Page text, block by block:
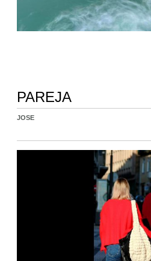
PAREJA
JOSE